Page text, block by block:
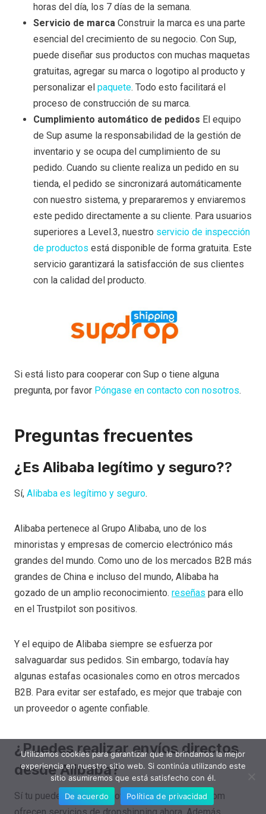
horas del día, los 7 días de la semana.
Servicio de marca Construir la marca es una parte
esencial del crecimiento de su negocio. Con Sup,
puede diseñar sus productos con muchas maquetas
gratuitas, agregar su marca o logotipo al producto y
personalizar el paquete. Todo esto facilitará el
proceso de construcción de su marca.
Cumplimiento automático de pedidos El equipo
de Sup asume la responsabilidad de la gestión de
inventario y se ocupa del cumplimiento de su
pedido. Cuando su cliente realiza un pedido en su
tienda, el pedido se sincronizará automáticamente
con nuestro sistema, y prepararemos y enviaremos
este pedido directamente a su cliente. Para usuarios
superiores a Level.3, nuestro servicio de inspección
de productos está disponible de forma gratuita. Este
servicio garantizará la satisfacción de sus clientes
con la calidad del producto.
Si está listo para cooperar con Sup o tiene alguna
pregunta, por favor Póngase en contacto con nosotros.
Preguntas frecuentes
¿Es Alibaba legítimo y seguro??
Sí, Alibaba es legítimo y seguro.
Alibaba pertenece al Grupo Alibaba, uno de los
minoristas y empresas de comercio electrónico más
grandes del mundo. Como uno de los mercados B2B más
grandes de China e incluso del mundo, Alibaba ha
gozado de un amplio reconocimiento. reseñas para ello
en el Trustpilot son positivos.
Y el equipo de Alibaba siempre se esfuerza por
salvaguardar sus pedidos. Sin embargo, todavía hay
algunas estafas ocasionales como en otros mercados
B2B. Para evitar ser estafado, es mejor que trabaje con
un proveedor o agente confiable.
¿Puedes realizar envíos directos
desde Alibaba?
Sí tu puedes. Muchos proveedores en Alibaba.com
ofrecen servicios de dropshipping ahora. Además,
Utilizamos cookies para garantizar que le brindamos la mejor
experiencia en nuestro sitio web. Si continúa utilizando este
sitio asumiremos que está satisfecho con él.
De acuerdo
Política de privacidad